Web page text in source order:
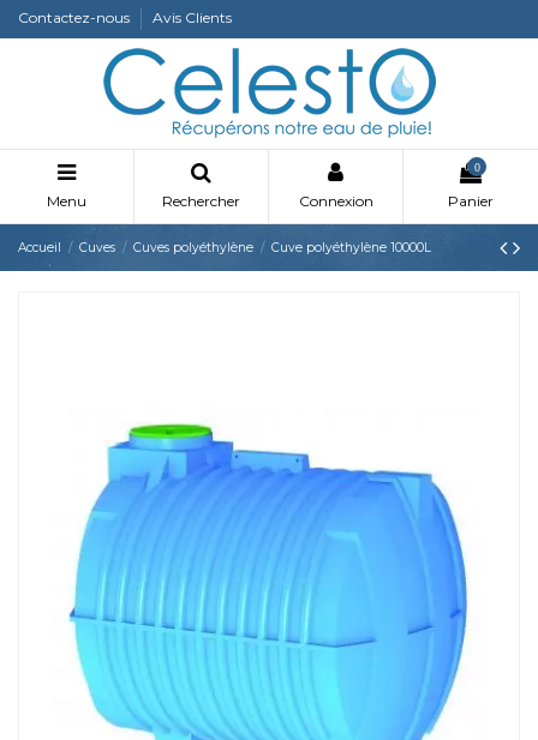
Contactez-nous Avis Clients
Menu Rechercher Connexion
0
Panier
Accueil Cuves Cuves polyéthylène Cuve polyéthylène 10000L